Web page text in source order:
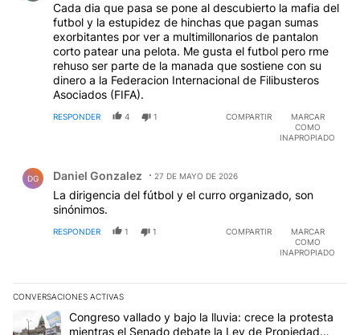
Cada dia que pasa se pone al descubierto la mafia del
futbol y la estupidez de hinchas que pagan sumas
exorbitantes por ver a multimillonarios de pantalon
corto patear una pelota. Me gusta el futbol pero rme
rehuso ser parte de la manada que sostiene con su
dinero a la Federacion Internacional de Filibusteros
Asociados (FIFA).
RESPONDER 4 1 COMPARTIR
MARCAR
COMO
INAPROPIADO
DG Daniel Gonzalez 27 DE MAYO DE 2026
La dirigencia del fútbol y el curro organizado, son
sinónimos.
RESPONDER 1 1 COMPARTIR
MARCAR
COMO
INAPROPIADO
CONVERSACIONES ACTIVAS
Este listado muestra los artículos con más comentarios en los
Un artículo de tendencia con el título "Congreso vallado y bajo
Congreso vallado y bajo la lluvia: crece la protesta
mientras el Senado debate la Ley de Propiedad